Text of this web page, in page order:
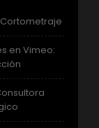
en Vimeo: